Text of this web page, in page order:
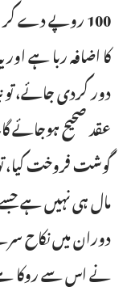
کا اضافہ ربا ہے
دور کردی جائے،
عقد صحیح ہوجائے
گوشت فروخت کیا،
مال ہی نہیں ہے
دوران میں نکاح
نے اس سے روکا